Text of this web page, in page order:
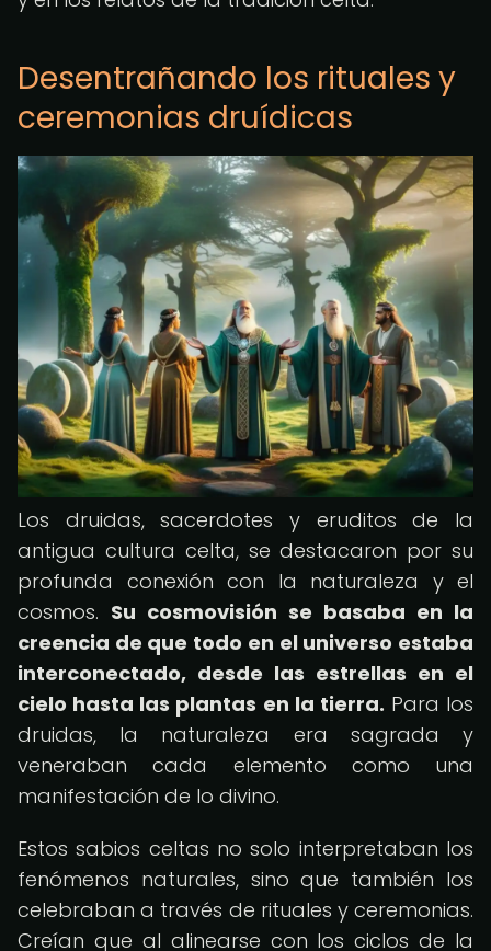
Desentrañando los rituales y
ceremonias druídicas
Los druidas, sacerdotes y eruditos de la
antigua cultura celta, se destacaron por su
profunda conexión con la naturaleza y el
cosmos. Su cosmovisión se basaba en la
creencia de que todo en el universo estaba
interconectado, desde las estrellas en el
cielo hasta las plantas en la tierra. Para los
druidas, la naturaleza era sagrada y
veneraban cada elemento como una
manifestación de lo divino.
Estos sabios celtas no solo interpretaban los
fenómenos naturales, sino que también los
celebraban a través de rituales y ceremonias.
Creían que al alinearse con los ciclos de la